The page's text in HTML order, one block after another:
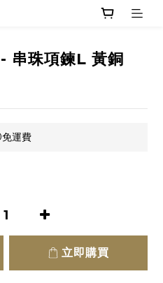
珠項鍊L 黃銅
運費
立即購買